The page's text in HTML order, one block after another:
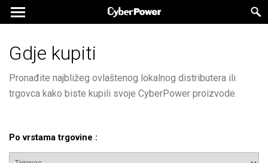
Gdje kupiti
Pronađite najbližeg ovlaštenog lokalnog distributera ili
trgovca kako biste kupili svoje CyberPower proizvode.
Po vrstama trgovine :